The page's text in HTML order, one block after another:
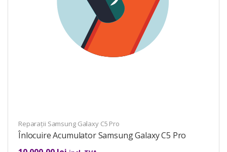
Reparații Samsung Galaxy C5 Pro
Înlocuire Acumulator Samsung Galaxy C5 Pro